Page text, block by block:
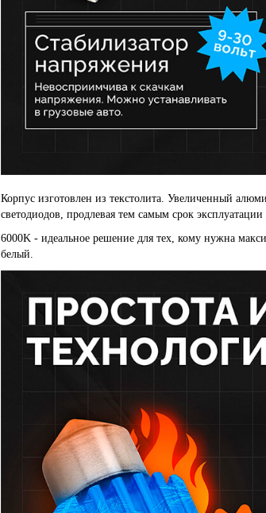
Корпус изготовлен из текстолита. Увеличенный
светодиодов, продлевая тем самым срок
6000K - идеальное решение для тех, кому нужна
белый.